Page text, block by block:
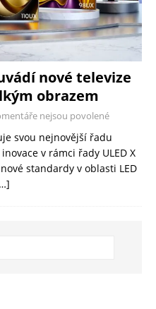
nové televize
obrazem
nejsou povolené
svou nejnovější řadu
v rámci řady ULED X
standardy v oblasti LED